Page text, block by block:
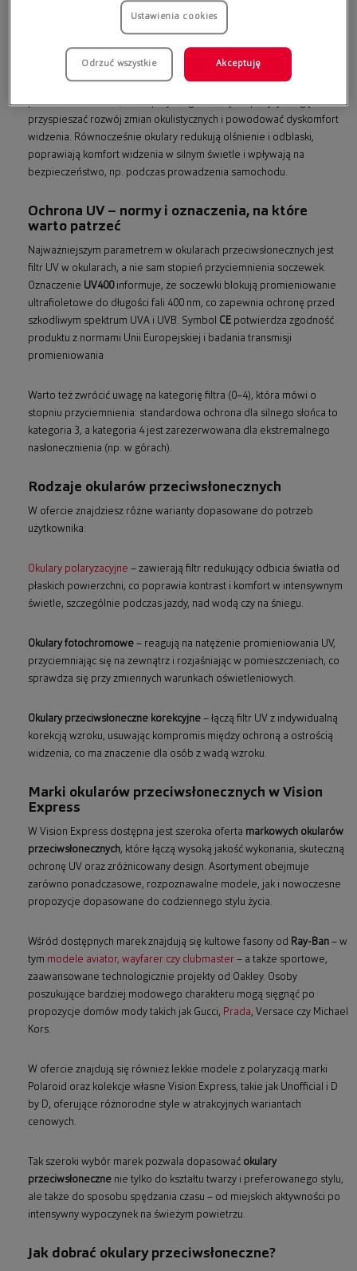
oczy i pasuje do Ciebie?
Okulary przeciwsłoneczneto nie tylko modny dodatek, ale przede
wszystkim skuteczna ochrona oczu przed promieniowaniem UV.
z odpowiednim filtremzabezpieczają delikatne struktury oka –
rogówkę, soczewkę i siatkówkę – przed szkodliwym działaniem
promieni UVA i UVB, które przy długotrwałej ekspozycji mogą
przyspieszać rozwój zmian okulistycznych i powodować dyskomfort
widzenia. Równocześnie okulary redukują olśnienie i odblaski,
poprawiają komfort widzenia w silnym świetle i wpływają na
bezpieczeństwo, np. podczas prowadzenia samochodu.
Ochrona UV – normy i oznaczenia, na które
warto patrzeć
Najważniejszym parametrem w okularach przeciwsłonecznych jest
filtr UV w okularach, a nie sam stopień przyciemnienia soczewek.
Oznaczenie UV400informuje, że soczewki blokują promieniowanie
ultrafioletowe do długości fali 400 nm, co zapewnia ochronę przed
szkodliwym spektrum UVA i UVB. Symbol CE potwierdza zgodność
produktu z normami Unii Europejskiej i badania transmisji
promieniowania
Warto też zwrócić uwagę na kategorię filtra (0–4), która mówi o
stopniu przyciemnienia: standardowa ochrona dla silnego słońca to
kategoria 3, a kategoria 4 jest zarezerwowana dla ekstremalnego
nasłonecznienia (np. w górach).
Rodzaje okularów przeciwsłonecznych
W ofercie znajdziesz różne warianty dopasowane do potrzeb
użytkownika:
Okulary polaryzacyjne – zawierają filtr redukujący odbicia światła od
płaskich powierzchni, co poprawia kontrast i komfort w intensywnym
świetle, szczególnie podczas jazdy, nad wodą czy na śniegu.
Okulary fotochromowe – reagują na natężenie promieniowania UV,
przyciemniając się na zewnątrz i rozjaśniając w pomieszczeniach, co
sprawdza się przy zmiennych warunkach oświetleniowych.
Okulary przeciwsłoneczne korekcyjne – łączą filtr UV z indywidualną
korekcją wzroku, usuwając kompromis między ochroną a ostrością
widzenia, co ma znaczenie dla osób z wadą wzroku.
Marki okularów przeciwsłonecznych w Vision
Express
W Vision Express dostępna jest szeroka oferta markowych okularów
przeciwsłonecznych, które łączą wysoką jakość wykonania, skuteczną
ochronę UV oraz zróżnicowany design. Asortyment obejmuje
zarówno ponadczasowe, rozpoznawalne modele, jak i nowoczesne
propozycje dopasowane do codziennego stylu życia.
Wśród dostępnych marek znajdują się kultowe fasony od Ray-Ban – w
tym modele aviator, wayfarer czy clubmaster – a także sportowe,
zaawansowane technologicznie projekty od Oakley. Osoby
poszukujące bardziej modowego charakteru mogą sięgnąć po
propozycje domów mody takich jak Gucci, Prada, Versace czy Michael
Kors.
W ofercie znajdują się również lekkie modele z polaryzacją marki
Polaroid oraz kolekcje własne Vision Express, takie jak Unofficial i D
by D, oferujące różnorodne style w atrakcyjnych wariantach
cenowych.
Tak szeroki wybór marek pozwala dopasować okulary
przeciwsłoneczne nie tylko do kształtu twarzy i preferowanego stylu,
ale także do sposobu spędzania czasu – od miejskich aktywności po
intensywny wypoczynek na świeżym powietrzu.
Jak dobrać okulary przeciwsłoneczne?
Ustawienia cookies
Odrzuć wszystkie Akceptuję